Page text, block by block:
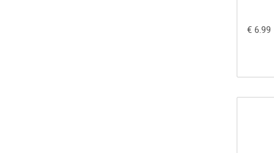
€ 6.99